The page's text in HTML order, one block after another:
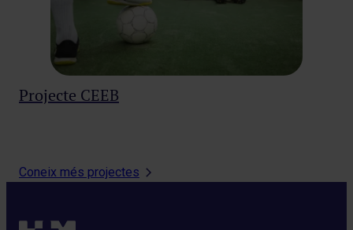
Projecte CEEB
Coneix més projectes